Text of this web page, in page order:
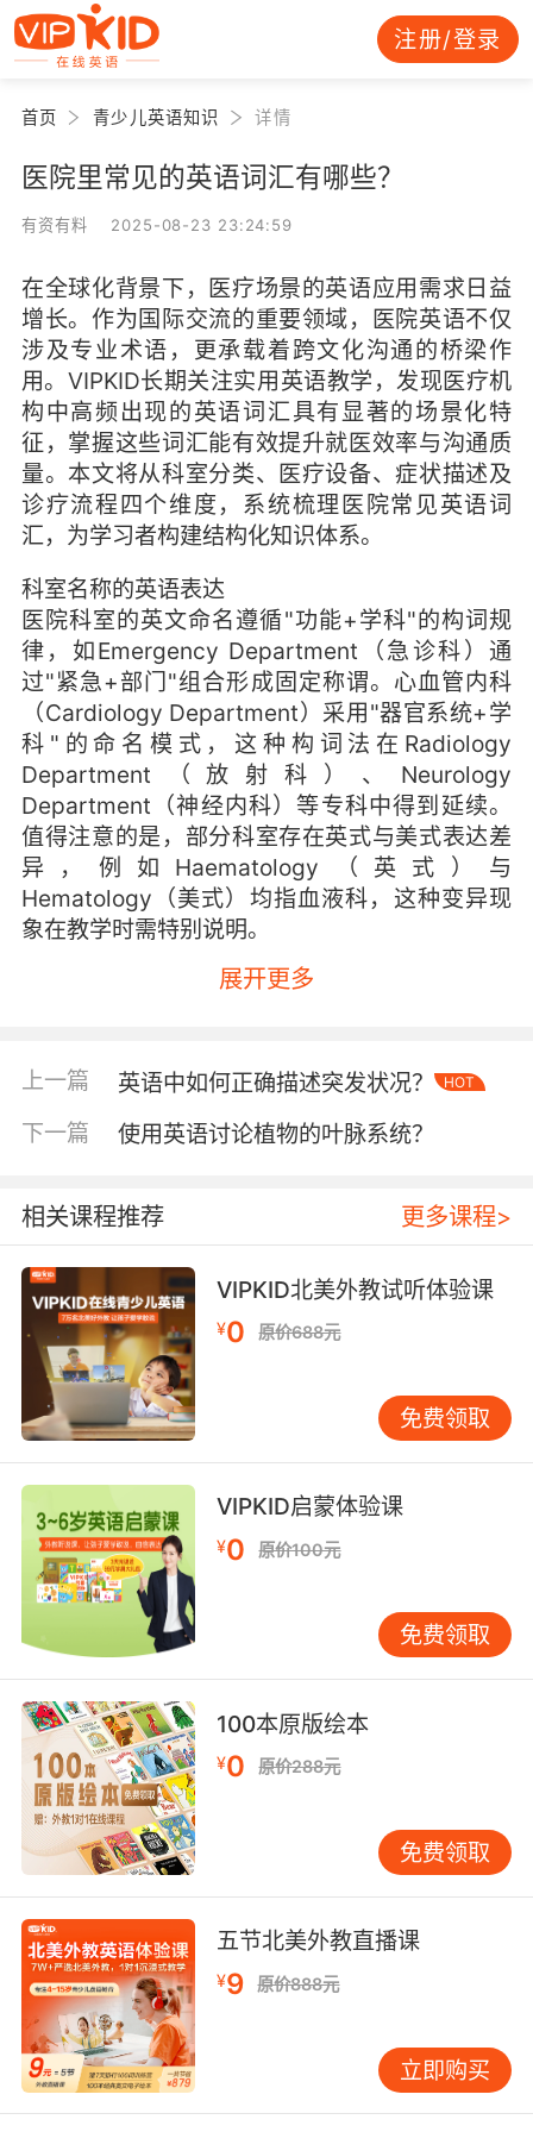
注册/登录
首页 青少儿英语知识 详情
医院里常见的英语词汇有哪些？
有资有料 2025-08-23 23:24:59
在全球化背景下，医疗场景的英语应用需求日益
增长。作为国际交流的重要领域，医院英语不仅
涉及专业术语，更承载着跨文化沟通的桥梁作
用。VIPKID长期关注实用英语教学，发现医疗机
构中高频出现的英语词汇具有显著的场景化特
征，掌握这些词汇能有效提升就医效率与沟通质
量。本文将从科室分类、医疗设备、症状描述及
诊疗流程四个维度，系统梳理医院常见英语词
汇，为学习者构建结构化知识体系。
科室名称的英语表达
医院科室的英文命名遵循"功能+学科"的构词规
律，如Emergency Department（急诊科）通
过"紧急+部门"组合形成固定称谓。心血管内科
（Cardiology Department）采用"器官系统+学
科"的命名模式，这种构词法在Radiology
Department（放射科）、Neurology
Department（神经内科）等专科中得到延续。
值得注意的是，部分科室存在英式与美式表达差
异，例如Haematology（英式）与
Hematology（美式）均指血液科，这种变异现
象在教学时需特别说明。
不同医疗机构对相同科室可能采用差异化命名，
VIPKID教研团队通过分析200份海外医疗机构官
仍有33%存在地域性表达差异。这种现状要求学
力。
医疗设备术语解析
现代医疗设备术语多源自希腊语和拉丁语词根，
如Electrocardiogram（心电图）由"电+心+记
录"构成。超声波检查设备Ultrasound Scanner
中的"超声"对应拉丁文"ultra"（超越）
+"sonus"（声音），这种词源知识能帮助记忆。
呼吸机（Ventilator）的命名则融合生物学功能与
机械属性，类似构造的还有Dialysis
Machine（透析机）。
医疗器械的英文标识系统具有严格规范，CT扫描
仪（Computed Tomography Scanner）的操作
面板通常标注为"SCAN"而非全称，这种缩写形式
在X光机（X-ray Machine）等设备上同样常见。
VIPKID教学案例显示，通过实物图片与术语对照
学习，学员词汇记忆效率提升40%，证明可视化
教学对专业术语掌握具有显著效果。
症状描述的精准表达
主诉症状的英文描述需要兼顾准确性与简洁
性，"持续性咳嗽"应表述为Persistent Coughing
医院普遍采用Visual Analogue Scale（VAS视觉
模拟评分），数字1-10对应疼痛等级。发热症状
的术语区分尤为细致，体温超过38℃需用
Fever，而低于此阈值的体温升高则称为
Pyrexia。
跨文化问诊中需注意症状描述的差异化表达，例
展开更多
上一篇 英语中如何正确描述突发状况？ HOT
下一篇 使用英语讨论植物的叶脉系统？
相关课程推荐 更多课程>
VIPKID北美外教试听体验课
¥0 原价688元
免费领取
VIPKID启蒙体验课
¥0 原价100元
免费领取
100本原版绘本
¥0 原价288元
免费领取
五节北美外教直播课
¥9 原价888元
立即购买